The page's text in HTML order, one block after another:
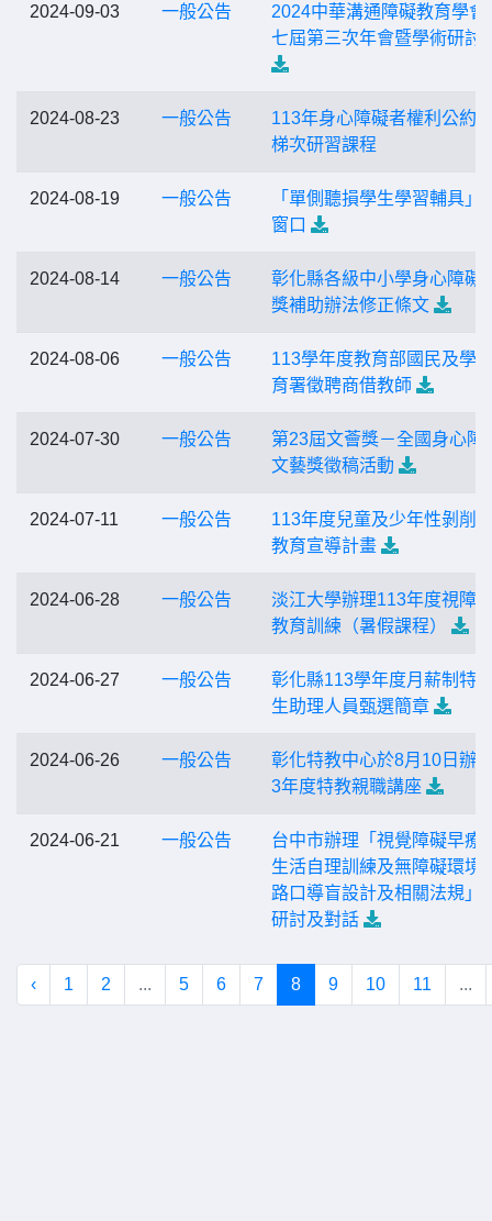
2024-09-03 一般公告
2024中華溝通障礙教育學會
七屆第三次年會暨學術研討
2024-08-23 一般公告
113年身心障礙者權利公約
梯次研習課程
2024-08-19 一般公告
「單側聽損學生學習輔具」
窗口
2024-08-14 一般公告
彰化縣各級中小學身心障礙
獎補助辦法修正條文
2024-08-06 一般公告
113學年度教育部國民及學
育署徵聘商借教師
2024-07-30 一般公告
第23屆文薈獎－全國身心障
文藝獎徵稿活動
2024-07-11 一般公告
113年度兒童及少年性剝削
教育宣導計畫
2024-06-28 一般公告
淡江大學辦理113年度視障
教育訓練（暑假課程）
2024-06-27 一般公告
彰化縣113學年度月薪制特
生助理人員甄選簡章
2024-06-26 一般公告
彰化特教中心於8月10日辦
3年度特教親職講座
2024-06-21 一般公告
台中市辦理「視覺障礙早療
生活自理訓練及無障礙環境
路口導盲設計及相關法規」
研討及對話
‹ 1 2 ... 5 6 7 8 9 10 11 ...